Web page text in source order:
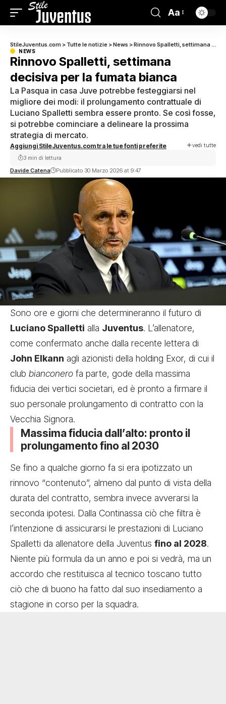
Aa
StileJuventus.com > Tutte le notizie >News >Rinnovo Spalletti, settimana decisiva per la fumata bianca
NEWS
Rinnovo Spalletti, settimana
decisiva per la fumata bianca
La Pasqua in casa Juve potrebbe festeggiarsi nel
migliore dei modi: il prolungamento contrattuale di
Luciano Spalletti sembra essere pronto. Se così fosse,
si potrebbe cominciare a delineare la prossima
strategia di mercato.
Aggiungi StileJuventus.com tra le tue fonti preferite vedi tutte
Davide Catena Pubblicato 30 Marzo 2026 at 9:47
3 min di lettura
Sono ore e giorni che determineranno il futuro di
Luciano Spalletti alla Juventus. L’allenatore,
come confermato anche dalla recente lettera di
John Elkann agli azionisti della holding Exor, di cui il
club bianconero fa parte, gode della massima
fiducia dei vertici societari, ed è pronto a firmare il
suo personale prolungamento di contratto con la
Vecchia Signora.
Massima fiducia dall’alto: pronto il
prolungamento fino al 2030
Se fino a qualche giorno fa si era ipotizzato un
rinnovo “contenuto”, almeno dal punto di vista della
durata del contratto, sembra invece avverarsi la
seconda ipotesi. Dalla Continassa ciò che filtra è
l’intenzione di assicurarsi le prestazioni di Luciano
Spalletti da allenatore della Juventus fino al 2028.
Niente più formula da un anno e poi si vedrà, ma un
accordo che restituisca al tecnico toscano tutto
ciò che di buono ha fatto dal suo insediamento a
stagione in corso per la squadra.